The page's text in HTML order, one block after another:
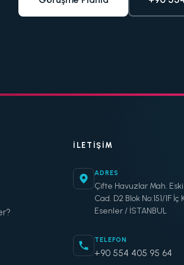
İLETIŞIM
ADRES
Çifte Havuzlar Mah. Eski
Cad. D2 Blok No:151/1F İç
Esenler / İSTANBUL
TELEFON
+90 554 405 95 64